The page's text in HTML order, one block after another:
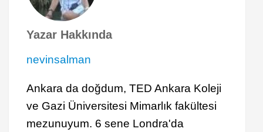
Yazar Hakkında
nevinsalman
Ankara da doğdum, TED Ankara Koleji
ve Gazi Üniversitesi Mimarlık fakültesi
mezunuyum. 6 sene Londra'da